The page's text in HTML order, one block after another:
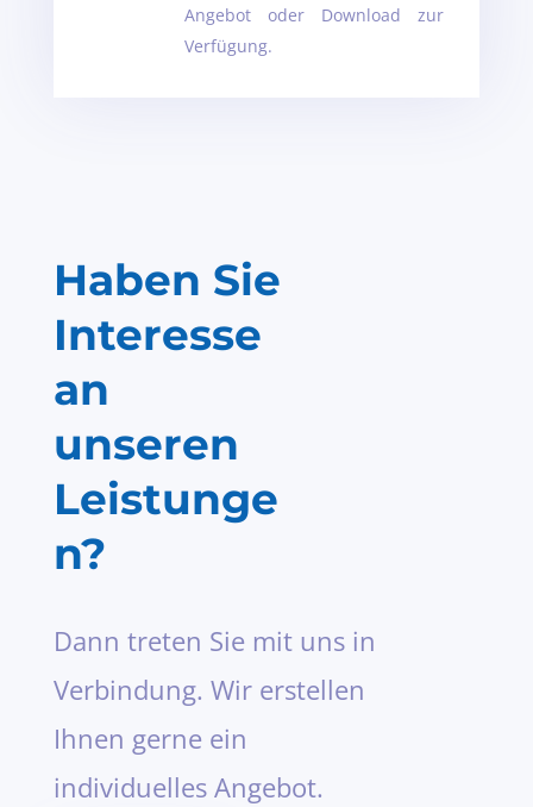
Angebot oder Download zur
Verfügung.
Haben Sie
Interesse
an
unseren
Leistunge
n?
Dann treten Sie mit uns in
Verbindung. Wir erstellen
Ihnen gerne ein
individuelles Angebot.